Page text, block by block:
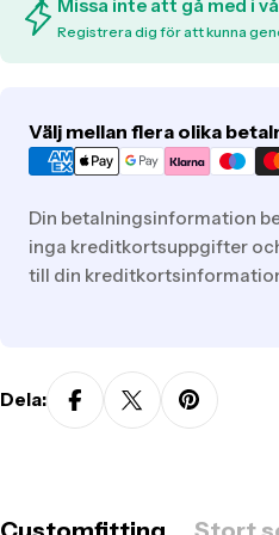
Missa inte att gå med i
Registrera dig för att kunna
Välj mellan flera olika
Translation
missing:
Din betalningsinformation
inga kreditkortsuppgifter
till din
Dela: